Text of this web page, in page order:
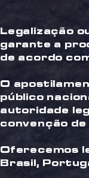
Legalização
garante a
de acordo
O
público
autoridade
convenção de
Oferecemos
Brasil,